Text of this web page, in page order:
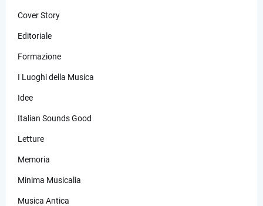
Cover Story
Editoriale
Formazione
I Luoghi della Musica
Idee
Italian Sounds Good
Letture
Memoria
Minima Musicalia
Musica Antica